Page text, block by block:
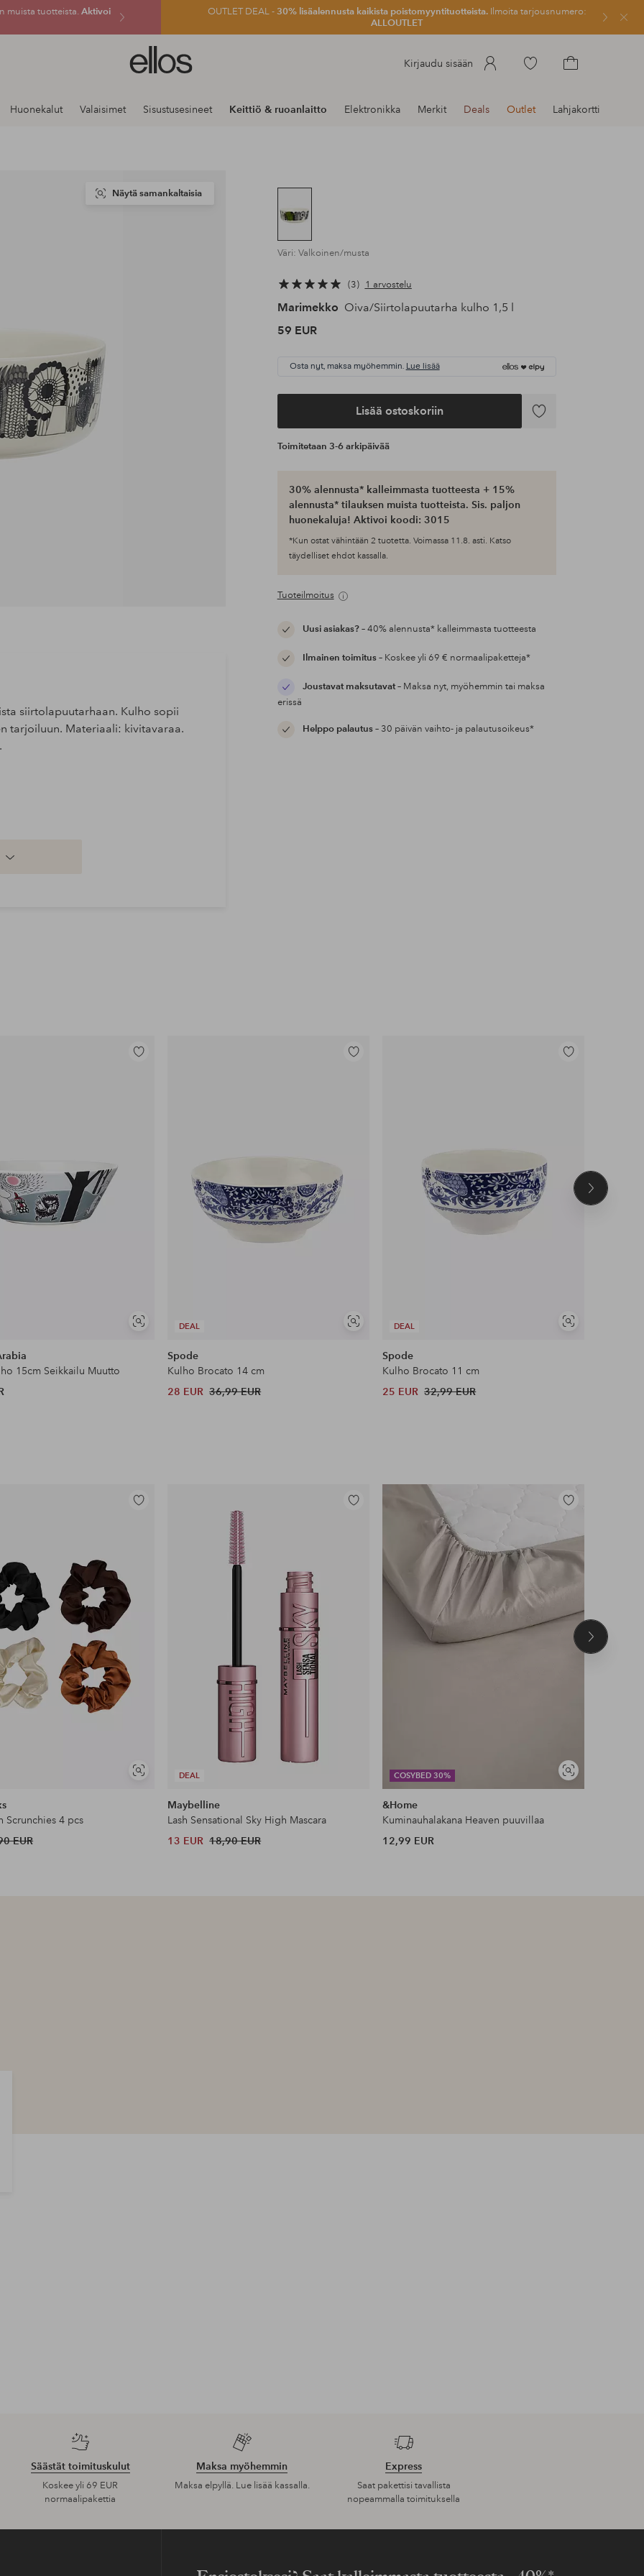
muista tuotteista. Aktivoi
OUTLET DEAL -30% lisäalennusta kaikista poistomyyntituotteista.Ilmoita tarjousnumero:
ALLOUTLET
Sulje
Ellos-
logo
siirry
Kirjaudu sisään
Siirry
Huonekalut Valaisimet Sisustusesineet Keittiö & ruoanlaitto Elektronikka Merkit Deals Outlet Lahjakortti
Näytä samankaltaisia
Väri: Valkoinen/musta
3 1 arvostelu
Marimekko Oiva/Siirtolapuutarha kulho 1,5 l
59 EUR
Osta nyt, maksa myöhemmin. Lue lisää
Lisää ostoskoriin
Lisää
Toimitetaan 3-6 arkipäivää
30% alennusta* kalleimmasta tuotteesta + 15%
alennusta* tilauksen muista tuotteista. Sis. paljon
huonekaluja! Aktivoi koodi: 3015
*Kun ostat vähintään 2 tuotetta. Voimassa 11.8. asti. Katso
täydelliset ehdot kassalla.
Tuoteilmoitus
Uusi asiakas?– 40% alennusta* kalleimmasta tuotteesta
Ilmainen toimitus– Koskee yli 69 € normaalipaketteja*
Joustavat maksutavat– Maksa nyt, myöhemmin tai maksa
erissä
Helppo palautus– 30 päivän vaihto- ja palautusoikeus*
siirtolapuutarhaan. Kulho sopii
tarjoiluun. Materiaali: kivitavaraa.
Näytä
Lisää
15cm Seikkailu Muutto
DEAL
Näytä
Lisää
Spode
Kulho Brocato 14 cm
28 EUR 36,99 EUR
DEAL
Näytä
Lisää
Spode
Kulho Brocato 11 cm
25 EUR 32,99 EUR
Seuraava
Näytä
Lisää
Scrunchies 4 pcs
EUR
DEAL
Lisää
Maybelline
Lash Sensational Sky High Mascara
13 EUR 18,90 EUR
COSYBED 30%
Näytä
samankaltaisia
Lisää
&Home
Kuminauhalakana Heaven puuvillaa
12,99 EUR
Seuraava
Säästät toimituskulut
Koskee yli 69 EUR
normaalipakettia
Maksa myöhemmin
Maksa elpyllä. Lue lisää kassalla.
Express
Saat pakettisi tavallista
nopeammalla toimituksella